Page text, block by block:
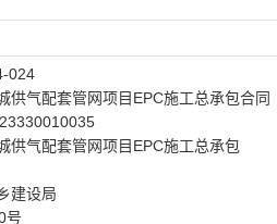
024
供气配套管网项目EPC施工总承包合同
供气配套管网项目EPC施工总承包
建设局
号